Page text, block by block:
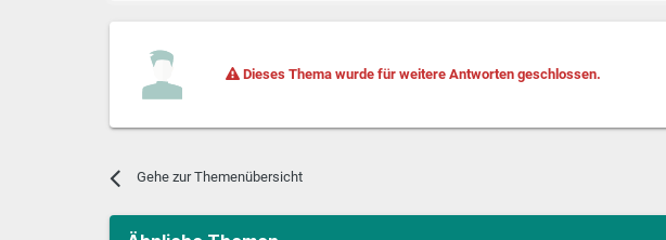
Dieses Thema wurde für weitere Antworten geschlossen.
Gehe zur Themenübersicht